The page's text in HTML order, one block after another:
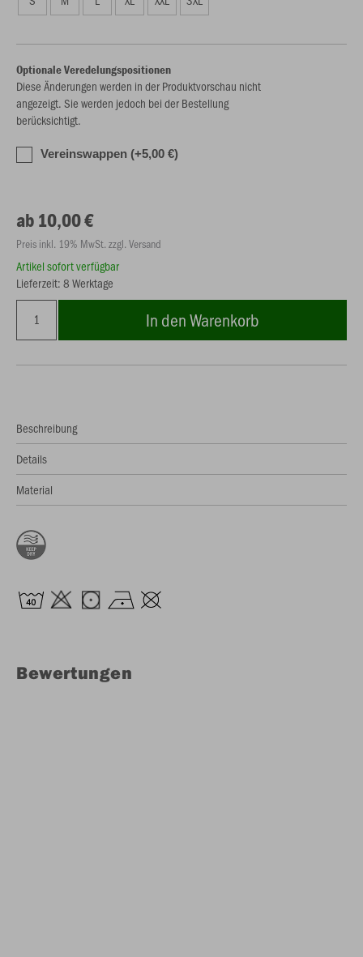
Optionale Veredelungspositionen
Diese Änderungen werden in der Produktvorschau nicht
angezeigt. Sie werden jedoch bei der Bestellung
berücksichtigt.
Vereinswappen (+5,00 €)
ab 10,00 €
Preis inkl. 19% MwSt. zzgl. Versand
Artikel sofort verfügbar
Lieferzeit: 8 Werktage
In den Warenkorb
Beschreibung
Details
Material
Bewertungen